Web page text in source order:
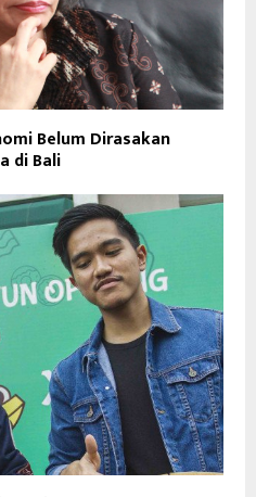
Belum Dirasakan
di Bali